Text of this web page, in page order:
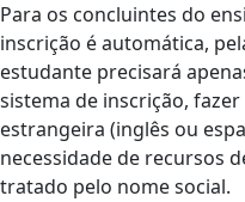
Para os concluintes do
inscrição é automática,
estudante precisará
sistema de inscrição,
estrangeira (inglês ou
necessidade de recursos
tratado pelo nome social.